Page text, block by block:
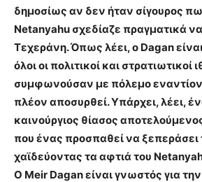
δημοσίως αν δεν ήταν σίγουρος
Netanyahu σχεδίαζε πραγματικά
Τεχεράνη. Όπως λέει, ο Dagan
όλοι οι πολιτικοί και
συμφωνούσαν με πόλεμο εναντίον
πλέον αποσυρθεί. Υπάρχει, λέει,
καινούργιος θίασος
που ένας προσπαθεί να ξεπεράσει
χαϊδεύοντας τα αφτιά του
Ο Meir Dagan είναι γνωστός για